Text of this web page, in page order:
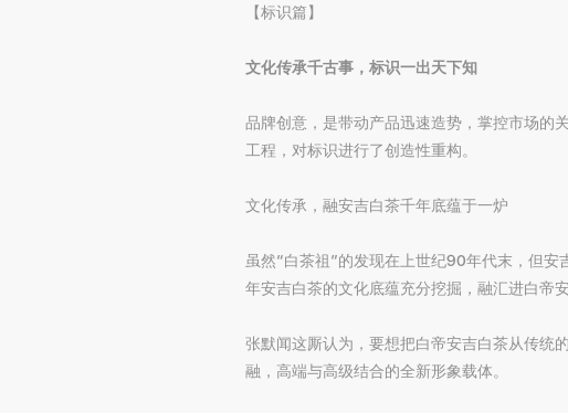
【标识篇】
文化传承千古事，标识一出天下知
品牌创意，是带动产品迅速造势，掌控市场的
工程，对标识进行了创造性重构。
文化传承，融安吉白茶千年底蕴于一炉
虽然“白茶祖”的发现在上世纪90年代末，但
年安吉白茶的文化底蕴充分挖掘，融汇进白帝
张默闻这厮认为，要想把白帝安吉白茶从传统
融，高端与高级结合的全新形象载体。